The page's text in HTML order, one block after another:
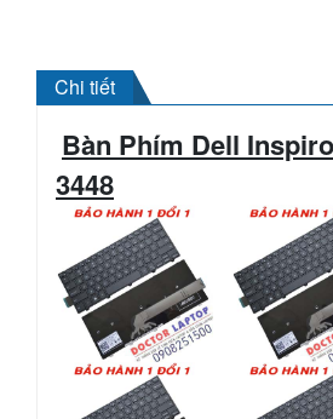
Chi tiết
Bàn Phím Dell
3448